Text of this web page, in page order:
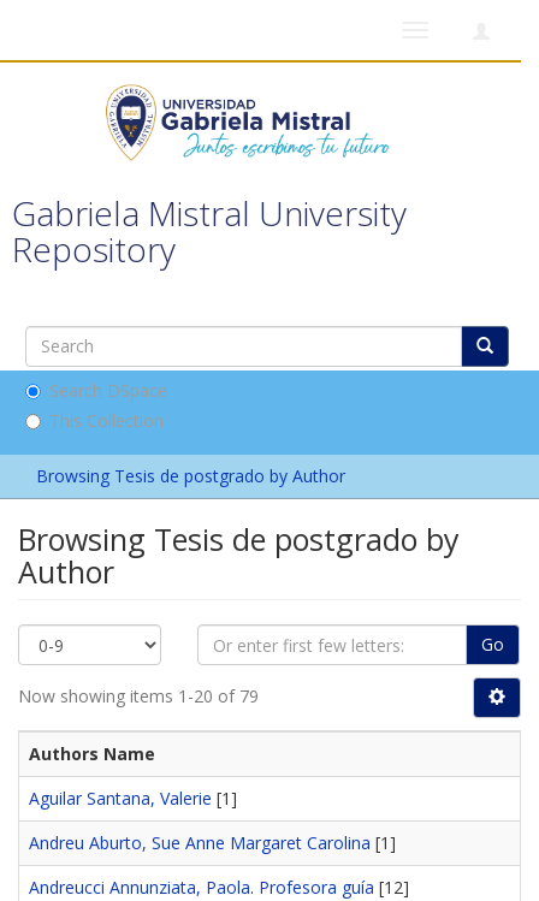
Gabriela Mistral University
Repository
Search DSpace
This Collection
Browsing Tesis de postgrado by Author
Browsing Tesis de postgrado by
Author
Go
Now showing items 1-20 of 79
Authors Name
Aguilar Santana, Valerie [1]
Andreu Aburto, Sue Anne Margaret Carolina [1]
Andreucci Annunziata, Paola. Profesora guía [12]